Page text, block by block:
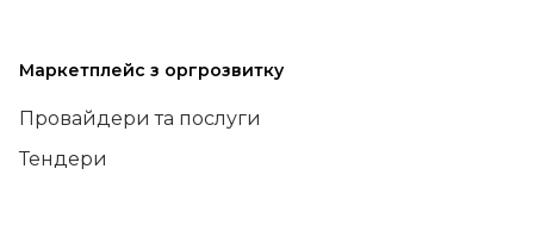
Маркетплейс з оргрозвитку
Провайдери та послуги
Тендери